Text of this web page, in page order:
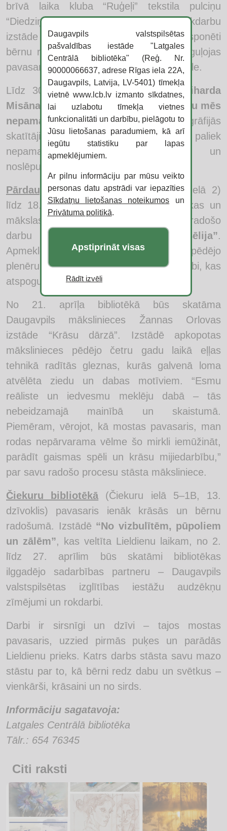
brīvā laika kluba “Ruģeļi” tekstila pulciņu
“Diedziņš” un “Radošuma maģija” rokdarbu
izstāde
“Pavasara krāsas”
. Izstādē eksponēti
bērnu rokām šūti rokdarbi, kuros atspoguļojas
pavasara noskaņas, krāsas un bērnu iztēle.
Līdz 30. aprīlim bibliotēkā turpinās
Riharda
Misāna fotogrāfiju izstāde“Pasaule, kuru mēs
nepamanām”. Izstādes makrofotogrāfijās
skatītāji aicināti ieraudzīt to, kas ikdienā paliek
nepamanīts – smalkas detaļas un
noslēpumaino pasauli.
Pārdaugavas bibliotēkā(Komunālajā ielā 2)
līdz 18. aprīlim skatāma Ilūkstes Mūzikas un
mākslas skolas audzēkņu ikgadējā radošo
darbu izstāde
“Iedvesmojošā Sēlija”.
Apmeklētājiem tiek piedāvāti bērnu pēdējo
plenēru un dažādu konkursu mākslas darbi, kas
atspoguļo Sēlijas krāšņumu.
No 21. aprīļa bibliotēkā būs skatāma
Daugavpils mākslinieces Žannas Orlovas
izstāde “Krāsu dārzā”. Izstādē apkopotas
mākslinieces pēdējo četru gadu laikā eļļas
tehnikā radītās gleznas, kurās galvenā loma
atvēlēta ziedu un dabas motīviem. “Esmu
reāliste un iedvesmu meklēju dabā – tās
nebeidzamajā mainībā un skaistumā.
Piemēram, vērojot, kā mostas pavasaris, man
rodas nepārvarama vēlme šo mirkli iemūžināt,
parādīt gaismas spēli un krāsu mijiedarbību,”
par savu radošo procesu stāsta māksliniece.
Čiekuru bibliotēkā (Čiekuru ielā 5–1B, 13.
dzīvoklis) pavasaris ienāk krāsās un bērnu
radošumā. Izstādē “No vizbulītēm, pūpoliem
un zālēm”, kas veltīta Lieldienu laikam, no 2.
līdz 27. aprīlim būs skatāmi bibliotēkas
ilggadējo sadarbības partneru – Daugavpils
valstspilsētas izglītības iestāžu audzēkņu
zīmējumi un rokdarbi.
Darbi ir sirsnīgi un dzīvi – tajos mostas
pavasaris, uzzied pirmās puķes un parādās
Lieldienu prieks. Katrs darbs stāsta savu mazo
stāstu par to, kā bērni redz dabu un svētkus –
vienkārši, krāsaini un no sirds.
Informāciju sagatavoja:
Latgales Centrālā bibliotēka
Tālr.: 654 76345
Citi raksti
Daugavpils valstspilsētas
pašvaldības iestāde "Latgales
Centrālā bibliotēka" (Reģ. Nr.
90000066637, adrese Rīgas iela 22A,
Daugavpils, Latvija, LV-5401) tīmekļa
vietnē www.lcb.lv izmanto sīkdatnes,
lai uzlabotu tīmekļa vietnes
funkcionalitāti un darbību, pielāgotu to
Jūsu lietošanas paradumiem, kā arī
iegūtu statistiku par lapas
apmeklējumiem.
Ar pilnu informāciju par mūsu veikto
personas datu apstrādi var iepazīties
Sīkdatņu lietošanas noteikumos un
Privātuma politikā.
Apstiprināt visas
Rādīt izvēli